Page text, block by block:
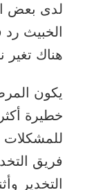
لدى بعض
الخبيث
هناك تغير
يكون
خطيرة
للمشكلات
فريق
التخدير